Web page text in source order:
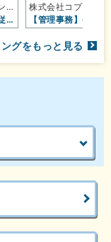
株式会社コプロコンストラクション【…
【事務スタッフ】従業員数4,800…
グをもっと見る